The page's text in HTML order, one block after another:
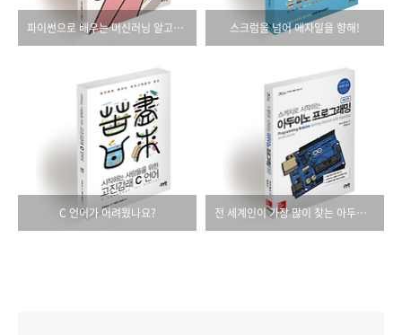
파이썬으로 배우는 머신러닝 알고리즘 책! 스크럼을 넘어 애자일을 향해!
C 언어가 어려웠나요? 전 세계인이 가장 많이 찾는 아두이노 입문서